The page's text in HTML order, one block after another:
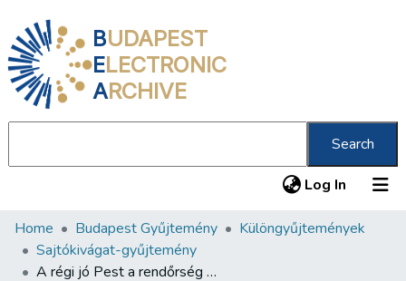
BUDAPEST
ELECTRONIC
ARCHIVE
Search
Log In (current)
Communities & Collections
All of DSpace
Home Budapest Gyűjtemény
Különgyűjtemények
Sajtókivágat-gyűjtemény
A régi jó Pest a rendőrség régi jelentéseiben